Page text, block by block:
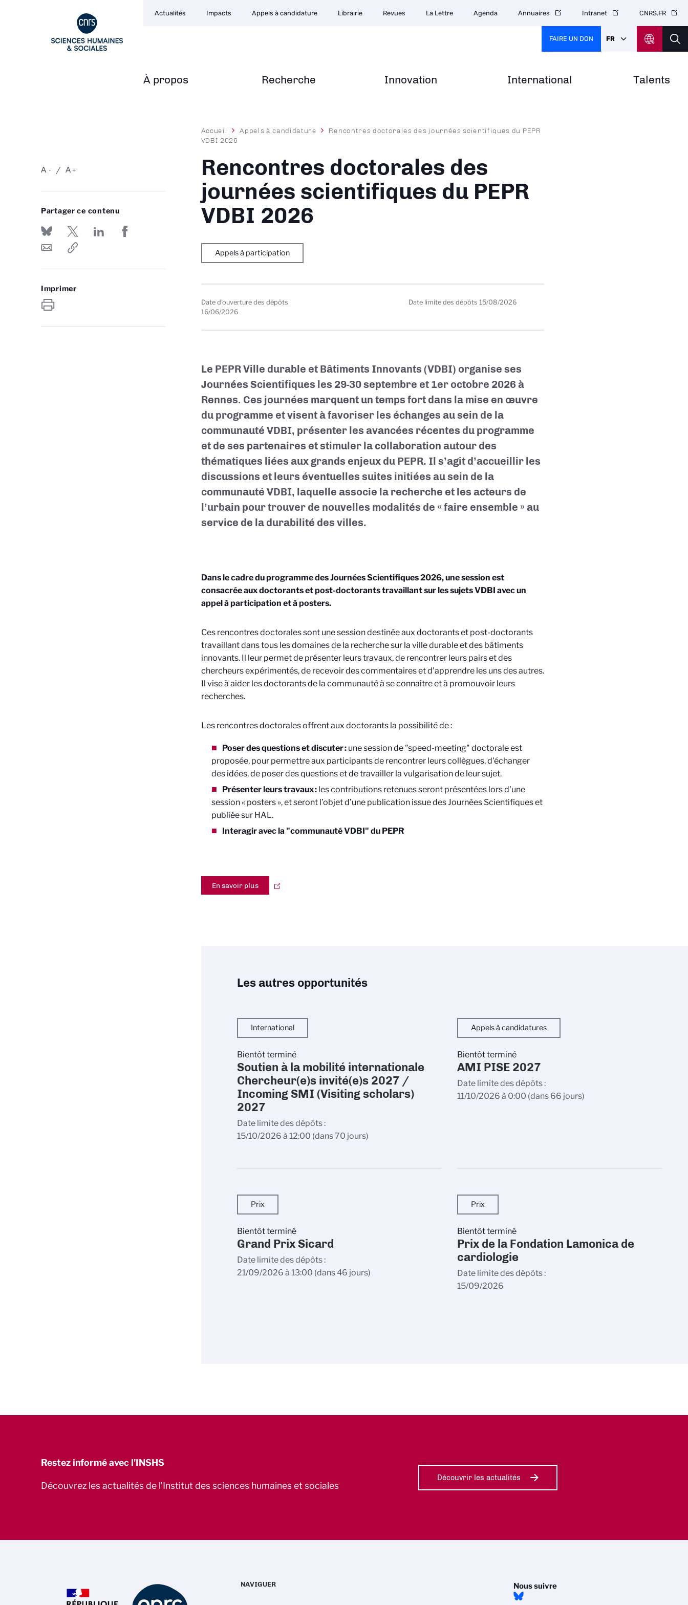
Navigation
À propos Recherche Innovation International Talents
secondaire
Actualités Impacts Appels à candidature Librairie Revues La Lettre Agenda Annuaires Intranet CNRS.FR
FAIRE UN DON FR
-
A +
A
Partager ce contenu
Imprimer
Fil
d'Ariane
Accueil Appels à candidature
Rencontres doctorales des journées scientifiques du PEPR
VDBI 2026
Rencontres doctorales des
journées scientifiques du PEPR
VDBI 2026
Appels à participation
Date d’ouverture des dépôts
16/06/2026
Date limite des dépôts 15/08/2026
Le PEPR Ville durable et Bâtiments Innovants (VDBI) organise ses
Journées Scientifiques les 29-30 septembre et 1er octobre 2026 à
Rennes. Ces journées marquent un temps fort dans la mise en œuvre
du programme et visent à favoriser les échanges au sein de la
communauté VDBI, présenter les avancées récentes du programme
et de ses partenaires et stimuler la collaboration autour des
thématiques liées aux grands enjeux du PEPR. Il s’agit d’accueillir les
discussions et leurs éventuelles suites initiées au sein de la
communauté VDBI, laquelle associe la recherche et les acteurs de
l’urbain pour trouver de nouvelles modalités de « faire ensemble » au
service de la durabilité des villes.
Dans le cadre du programme des Journées Scientifiques 2026, une session est
consacrée aux doctorants et post-doctorants travaillant sur les sujets VDBI avec un
appel à participation et à posters.
Ces rencontres doctorales sont une session destinée aux doctorants et post-doctorants
travaillant dans tous les domaines de la recherche sur la ville durable et des bâtiments
innovants. Il leur permet de présenter leurs travaux, de rencontrer leurs pairs et des
chercheurs expérimentés, de recevoir des commentaires et d'apprendre les uns des autres.
Il vise à aider les doctorants de la communauté à se connaître et à promouvoir leurs
recherches.
Les rencontres doctorales offrent aux doctorants la possibilité de :
Poser des questions et discuter :une session de "speed-meeting" doctorale est
proposée, pour permettre aux participants de rencontrer leurs collègues, d'échanger
des idées, de poser des questions et de travailler la vulgarisation de leur sujet.
Présenter leurs travaux :les contributions retenues seront présentées lors d'une
session « posters », et seront l’objet d’une publication issue des Journées Scientifiques et
publiée sur HAL.
Interagir avec la "communauté VDBI" du PEPR
En savoir plus
Les autres opportunités
International
Bientôt terminé
Soutien à la mobilité internationale
Chercheur(e)s invité(e)s 2027 /
Incoming SMI (Visiting scholars)
2027
Date limite des dépôts
15/10/2026 à 12:00 (dans 70 jours)
Appels à candidatures
Bientôt terminé
AMI PISE 2027
Date limite des dépôts
11/10/2026 à 0:00 (dans 66 jours)
Prix
Bientôt terminé
Grand Prix Sicard
Date limite des dépôts
21/09/2026 à 13:00 (dans 46 jours)
Prix
Bientôt terminé
Prix de la Fondation Lamonica de
cardiologie
Date limite des dépôts
15/09/2026
Restez informé avec l'INSHS
Découvrez les actualités de l’Institut des sciences humaines et sociales
Découvrir les actualités
Nous suivre
NAVIGUER